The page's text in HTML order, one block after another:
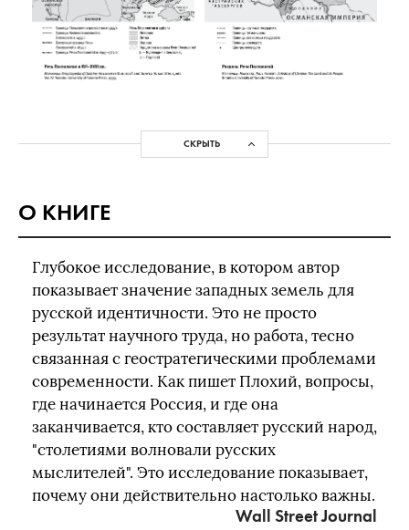
СКРЫТЬ
О КНИГЕ
Глубокое исследование, в котором автор
показывает значение западных земель для
русской идентичности. Это не просто
результат научного труда, но работа, тесно
связанная с геостратегическими проблемами
современности. Как пишет Плохий, вопросы,
где начинается Россия, и где она
заканчивается, кто составляет русский народ,
"столетиями волновали русских
мыслителей". Это исследование показывает,
почему они действительно настолько важны.
Wall Street Journal